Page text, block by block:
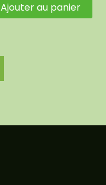
Ajouter au panier